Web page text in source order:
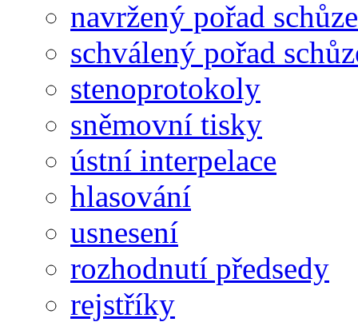
navržený pořad schůze
schválený pořad
stenoprotokoly
sněmovní tisky
ústní interpelace
hlasování
usnesení
rozhodnutí předsedy
rejstříky